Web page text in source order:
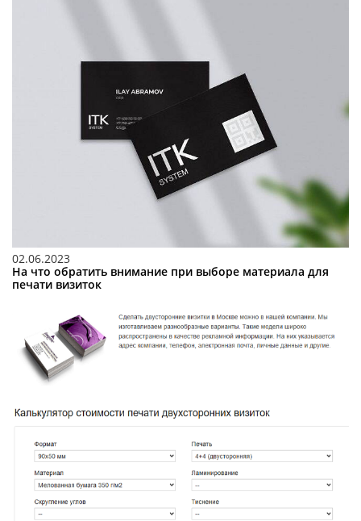
02.06.2023
На что обратить внимание при выборе материала для
печати визиток